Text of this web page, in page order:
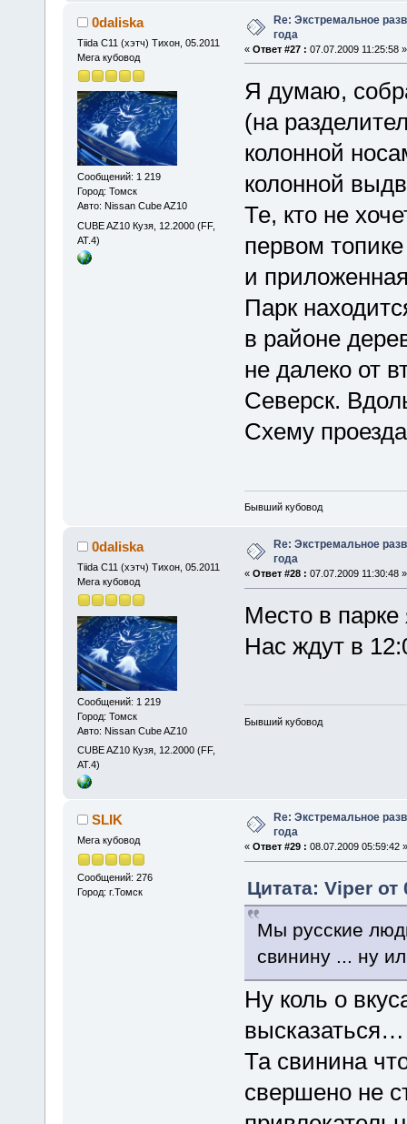
0daliska
Tiida C11 (хэтч) Тихон, 05.2011
Мега кубовод
Сообщений: 1 219
Город: Томск
Авто: Nissan Cube AZ10
CUBE AZ10 Кузя, 12.2000 (FF,
АТ.4)
Re: Экстремальное
года
« Ответ #27 : 07.07.2009 11:25:58 »
Я думаю,
(на
колонной
колонной
Те, кто не
первом
и
Парк
в районе
не далеко от
Северск.
Схему
Бывший кубовод
0daliska
Tiida C11 (хэтч) Тихон, 05.2011
Мега кубовод
Сообщений: 1 219
Город: Томск
Авто: Nissan Cube AZ10
CUBE AZ10 Кузя, 12.2000 (FF,
АТ.4)
Re: Экстремальное
года
« Ответ #28 : 07.07.2009 11:30:48 »
Место в
Нас ждут в
Бывший кубовод
SLIK
Мега кубовод
Сообщений: 276
Город: г.Томск
Re: Экстремальное
года
« Ответ #29 : 08.07.2009 05:59:42 »
Цитата: Viper от
Мы русские
свинину ... ну
Ну коль о
высказаться…
Та свинина
свершено не